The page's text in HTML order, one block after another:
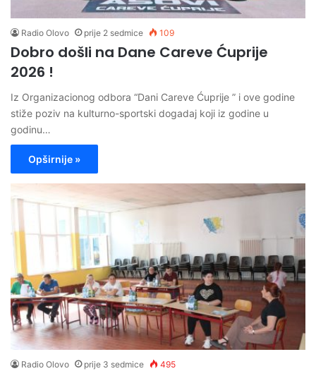
Radio Olovo prije 2 sedmice 109
Dobro došli na Dane Careve Ćuprije
2026 !
Iz Organizacionog odbora “Dani Careve Ćuprije ” i ove godine
stiže poziv na kulturno-sportski dogadaj koji iz godine u
godinu…
Opširnije »
Radio Olovo prije 3 sedmice 495